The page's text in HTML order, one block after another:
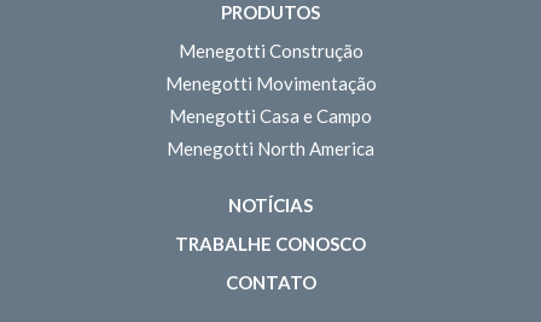
PRODUTOS
Menegotti Construção
Menegotti Movimentação
Menegotti Casa e Campo
Menegotti North America
NOTÍCIAS
TRABALHE CONOSCO
CONTATO